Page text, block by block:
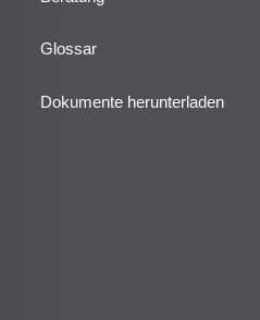
Glossar
Dokumente herunterladen